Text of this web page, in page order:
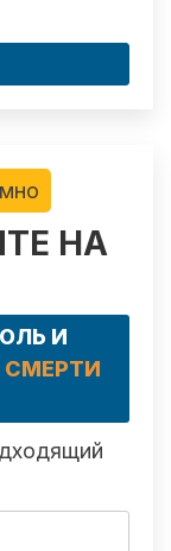
НА
И
СМЕРТИ